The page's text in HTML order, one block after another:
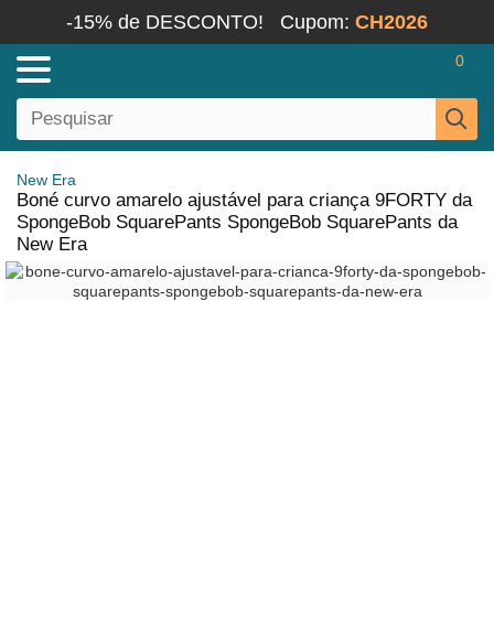
-15% de DESCONTO! Cupom: CH2026
0
New Era
Boné curvo amarelo ajustável para criança 9FORTY da
SpongeBob SquarePants SpongeBob SquarePants da
New Era